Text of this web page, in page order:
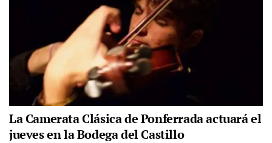
La Camerata Clásica de Ponferrada actuará el
jueves en la Bodega del Castillo